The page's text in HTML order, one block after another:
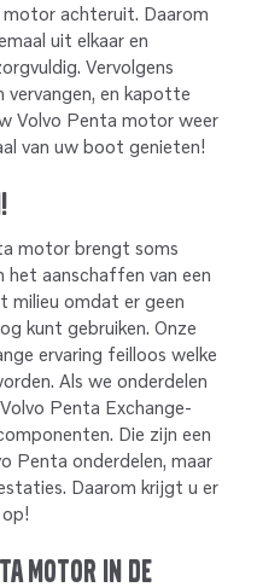
motor achteruit. Daarom
uit elkaar en
Vervolgens
vervangen, en kapotte
Volvo Penta motor weer
van uw boot genieten!
motor brengt soms
het aanschaffen van een
milieu omdat er geen
kunt gebruiken. Onze
ervaring feilloos welke
Als we onderdelen
Penta Exchange-
Die zijn een
Penta onderdelen, maar
Daarom krijgt u er
motor in de